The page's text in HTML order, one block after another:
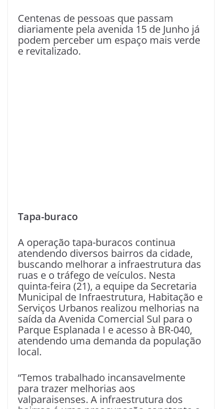
Centenas de pessoas que passam
diariamente pela avenida 15 de Junho já
podem perceber um espaço mais verde
e revitalizado.
Tapa-buraco
A operação tapa-buracos continua
atendendo diversos bairros da cidade,
buscando melhorar a infraestrutura das
ruas e o tráfego de veículos. Nesta
quinta-feira (21), a equipe da Secretaria
Municipal de Infraestrutura, Habitação e
Serviços Urbanos realizou melhorias na
saída da Avenida Comercial Sul para o
Parque Esplanada I e acesso à BR-040,
atendendo uma demanda da população
local.
“Temos trabalhado incansavelmente
para trazer melhorias aos
valparaisenses. A infraestrutura dos